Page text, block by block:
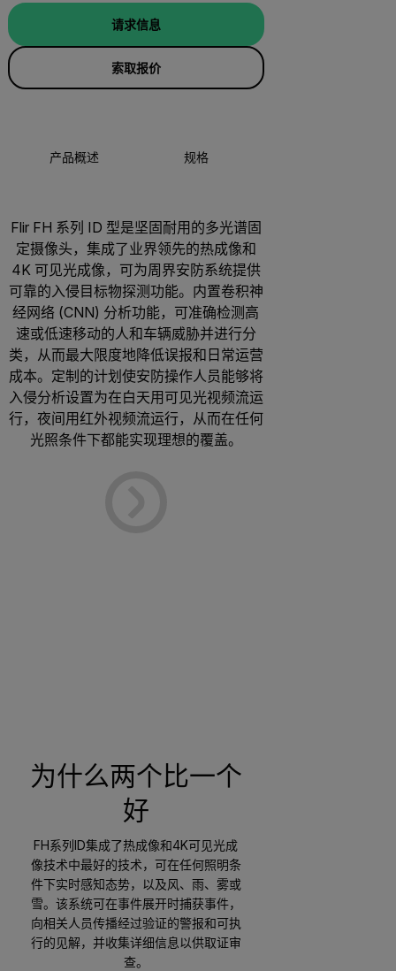
请求信息
索取报价
产品概述 规格
Flir FH 系列 ID 型是坚固耐用的多光谱固
定摄像头，集成了业界领先的热成像和
4K 可见光成像，可为周界安防系统提供
可靠的入侵目标物探测功能。内置卷积神
经网络 (CNN) 分析功能，可准确检测高
速或低速移动的人和车辆威胁并进行分
类，从而最大限度地降低误报和日常运营
成本。定制的计划使安防操作人员能够将
入侵分析设置为在白天用可见光视频流运
行，夜间用红外视频流运行，从而在任何
光照条件下都能实现理想的覆盖。
为什么两个比一个
好
FH系列ID集成了热成像和4K可见光成
像技术中最好的技术，可在任何照明条
件下实时感知态势，以及风、雨、雾或
雪。该系统可在事件展开时捕获事件，
向相关人员传播经过验证的警报和可执
行的见解，并收集详细信息以供取证审
查。